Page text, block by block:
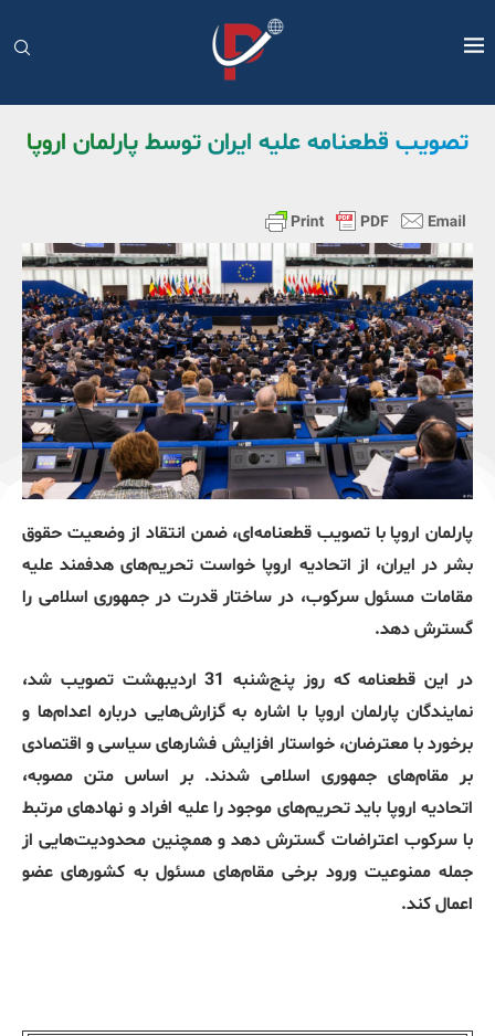
تصویب قطعنامه علیه ایران توسط پارلمان اروپا
پارلمان اروپا با تصویب قطعنامه‌ای، ضمن انتقاد از وضعیت حقوق
بشر در ایران، از اتحادیه اروپا خواست تحریم‌های هدفمند علیه
مقامات مسئول سرکوب، در ساختار قدرت در جمهوری اسلامی را
گسترش دهد.
در این قطعنامه که روز پنج‌شنبه 31 اردیبهشت تصویب شد،
نمایندگان پارلمان اروپا با اشاره به گزارش‌هایی درباره اعدام‌ها و
برخورد با معترضان، خواستار افزایش فشارهای سیاسی و اقتصادی
بر مقام‌های جمهوری اسلامی شدند. بر اساس متن مصوبه،
اتحادیه اروپا باید تحریم‌های موجود را علیه افراد و نهادهای مرتبط
با سرکوب اعتراضات گسترش دهد و همچنین محدودیت‌هایی از
جمله ممنوعیت ورود برخی مقام‌های مسئول به کشورهای عضو
اعمال کند.